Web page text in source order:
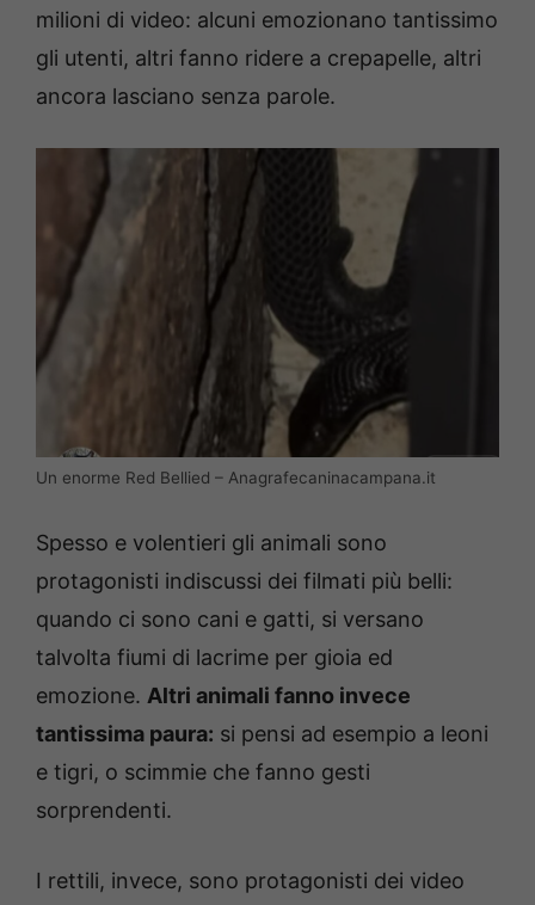
milioni di video: alcuni emozionano tantissimo
gli utenti, altri fanno ridere a crepapelle, altri
ancora lasciano senza parole.
Un enorme Red Bellied – Anagrafecaninacampana.it
Spesso e volentieri gli animali sono
protagonisti indiscussi dei filmati più belli:
quando ci sono cani e gatti, si versano
talvolta fiumi di lacrime per gioia ed
emozione. Altri animali fanno invece
tantissima paura: si pensi ad esempio a leoni
e tigri, o scimmie che fanno gesti
sorprendenti.
I rettili, invece, sono protagonisti dei video